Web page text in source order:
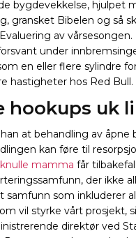
bygdevekkelse, hjulpet
gransket Bibelen og så
av vårsesongen.
under
en eller flere sylindre
hastigheter hos Red Bull.
hookups uk
han at behandling av
kan føre til
mamma får
der ikke
som inkluderer
vil styrke vårt prosjekt,
direktør ved